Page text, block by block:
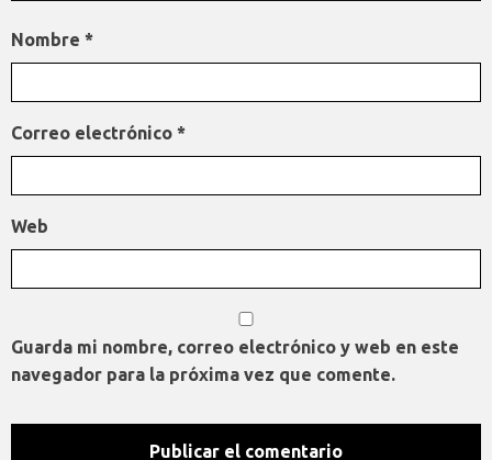
Nombre *
Correo electrónico *
Web
Guarda mi nombre, correo electrónico y web en este
navegador para la próxima vez que comente.